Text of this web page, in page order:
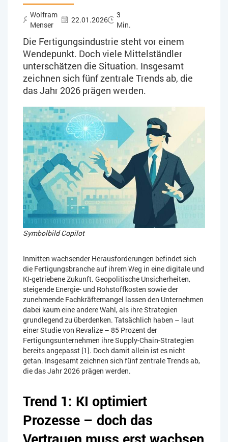
Wolfram
Menser
22.01.2026
3
Min.
Die Fertigungsindustrie steht vor einem
Wendepunkt. Doch viele Mittelständler
unterschätzen die Situation. Insgesamt
zeichnen sich fünf zentrale Trends ab, die
das Jahr 2026 prägen werden.
Symbolbild Copilot
Inmitten wachsender Herausforderungen befindet sich
die Fertigungsbranche auf ihrem Weg in eine digitale und
KI-getriebene Zukunft. Geopolitische Unsicherheiten,
steigende Energie- und Rohstoffkosten sowie der
zunehmende Fachkräftemangel lassen den Unternehmen
dabei kaum eine andere Wahl, als ihre Strategien
grundlegend zu überdenken. Tatsächlich haben – laut
einer Studie von Revalize – 85 Prozent der
Fertigungsunternehmen ihre Supply-Chain-Strategien
bereits angepasst [1]. Doch damit allein ist es nicht
getan. Insgesamt zeichnen sich fünf zentrale Trends ab,
die das Jahr 2026 prägen werden.
Trend 1: KI optimiert
Prozesse – doch das